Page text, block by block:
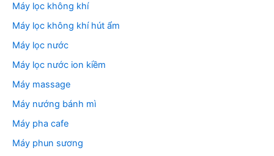
Máy lọc không khí
Máy lọc không khí hút ẩm
Máy lọc nước
Máy lọc nước ion kiềm
Máy massage
Máy nướng bánh mì
Máy pha cafe
Máy phun sương